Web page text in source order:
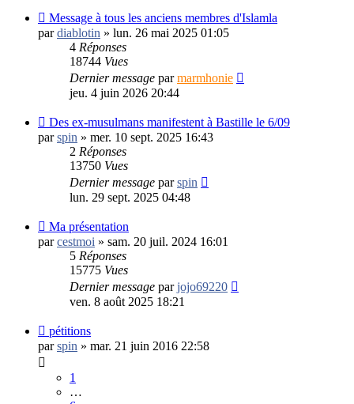
Message à tous les anciens membres d'Islamla
pardiablotin » lun. 26 mai 2025 01:05
4 Réponses
18744 Vues
Dernier message parmarmhonie
jeu. 4 juin 2026 20:44
Des ex-musulmans manifestent à Bastille le 6/09
parspin » mer. 10 sept. 2025 16:43
2 Réponses
13750 Vues
Dernier message parspin
lun. 29 sept. 2025 04:48
Ma présentation
parcestmoi » sam. 20 juil. 2024 16:01
5 Réponses
15775 Vues
Dernier message parjojo69220
ven. 8 août 2025 18:21
pétitions
parspin » mar. 21 juin 2016 22:58
1
…